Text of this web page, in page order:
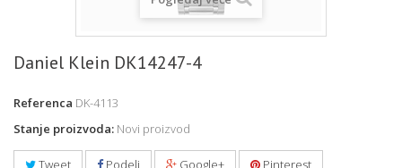
Daniel Klein DK14247-4
Referenca DK-4113
Stanje proizvoda: Novi proizvod
Tweet Podeli Google+ Pinterest